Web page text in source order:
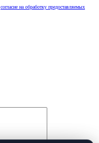
согласие на обработку предоставляемых